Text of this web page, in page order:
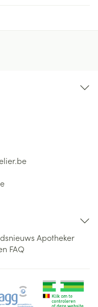
Apotheker
FAQ